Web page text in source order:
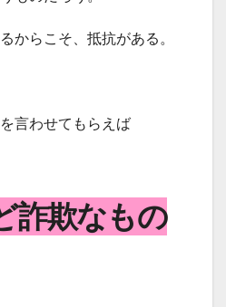
からこそ、抵抗がある。
言わせてもらえば
詐欺なもの